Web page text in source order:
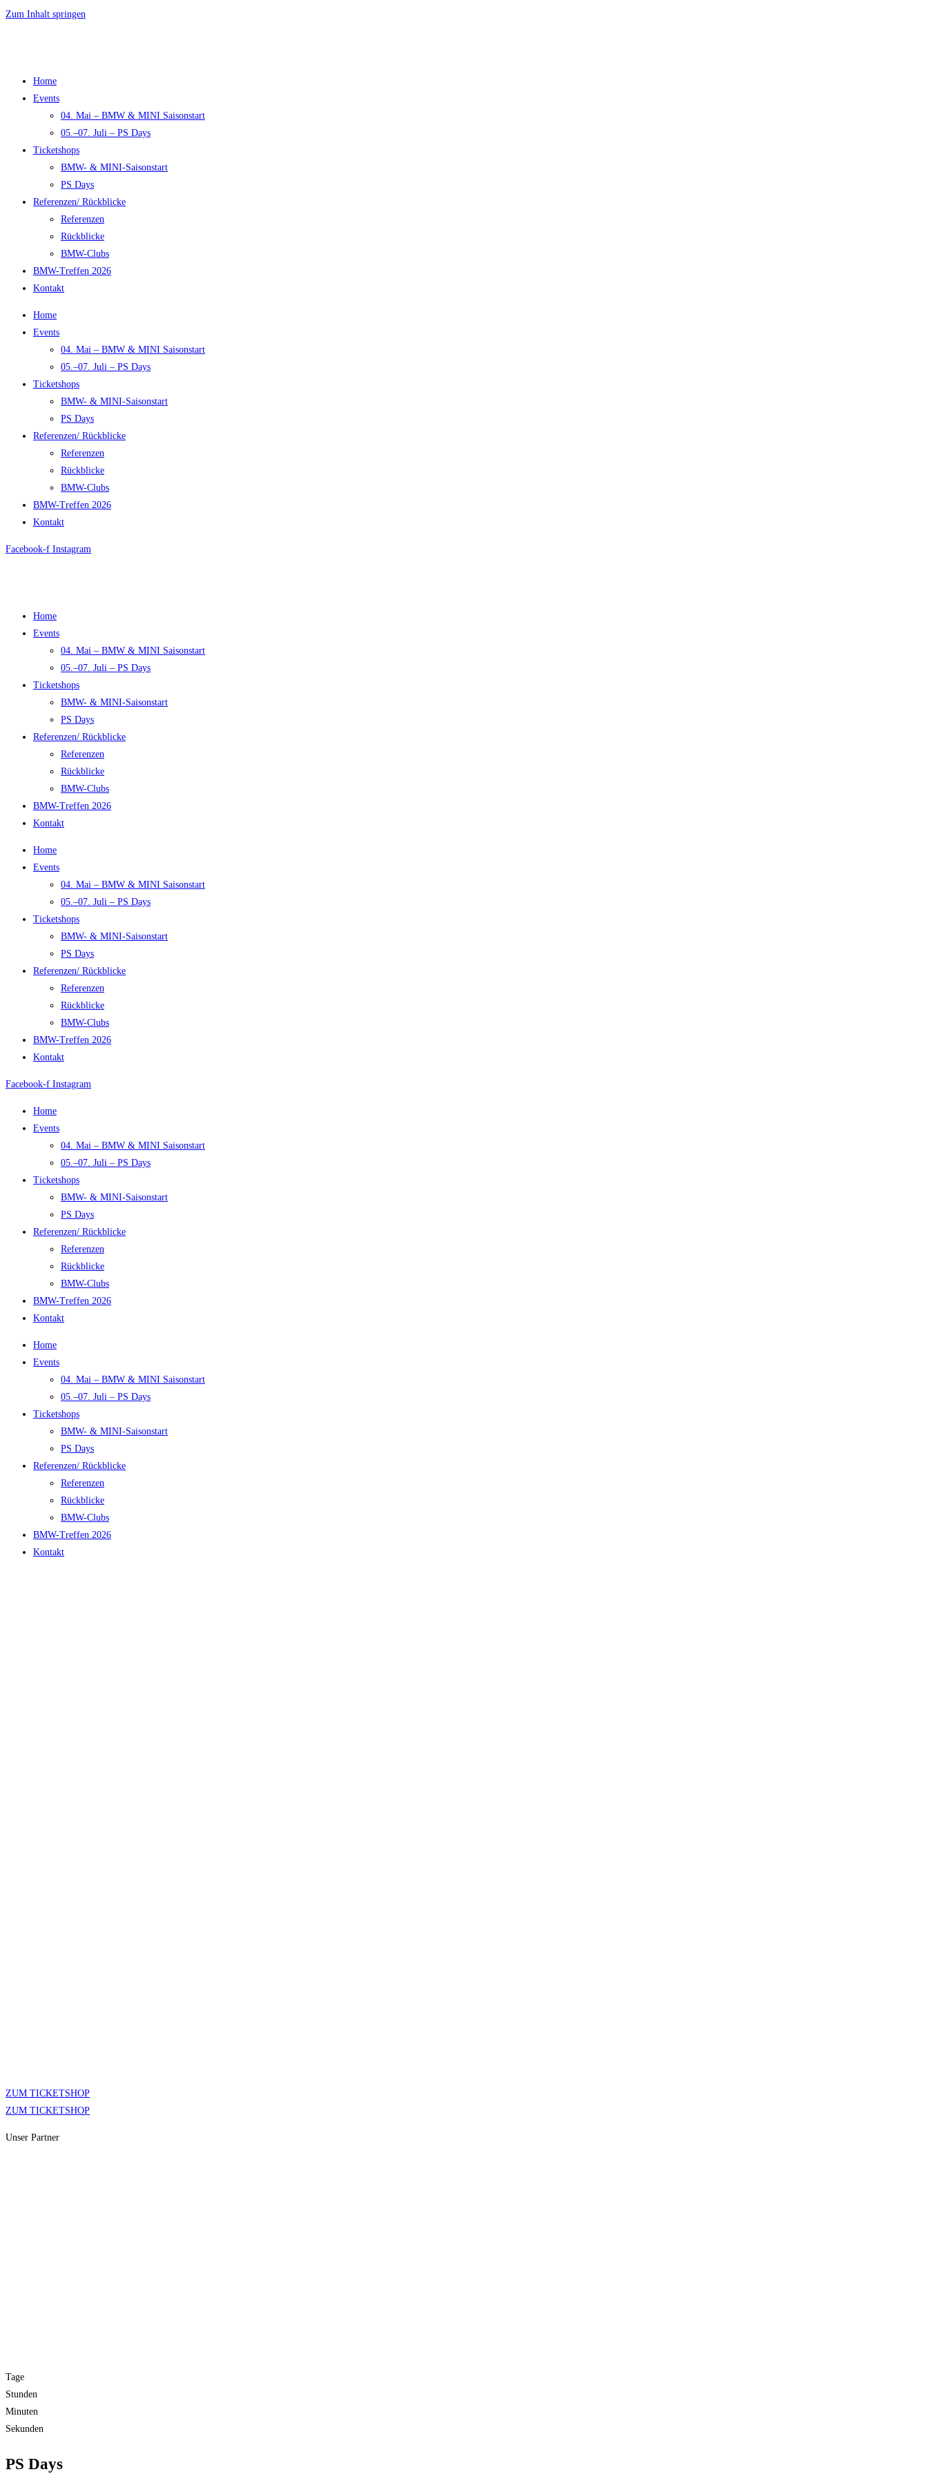
Zum Inhalt springen
Home
Events
04. Mai – BMW & MINI Saisonstart
05.–07. Juli – PS Days
Ticketshops
BMW- & MINI-Saisonstart
PS Days
Referenzen/ Rückblicke
Referenzen
Rückblicke
BMW-Clubs
BMW-Treffen 2026
Kontakt
Home
Events
04. Mai – BMW & MINI Saisonstart
05.–07. Juli – PS Days
Ticketshops
BMW- & MINI-Saisonstart
PS Days
Referenzen/ Rückblicke
Referenzen
Rückblicke
BMW-Clubs
BMW-Treffen 2026
Kontakt
Facebook-f Instagram
Home
Events
04. Mai – BMW & MINI Saisonstart
05.–07. Juli – PS Days
Ticketshops
BMW- & MINI-Saisonstart
PS Days
Referenzen/ Rückblicke
Referenzen
Rückblicke
BMW-Clubs
BMW-Treffen 2026
Kontakt
Home
Events
04. Mai – BMW & MINI Saisonstart
05.–07. Juli – PS Days
Ticketshops
BMW- & MINI-Saisonstart
PS Days
Referenzen/ Rückblicke
Referenzen
Rückblicke
BMW-Clubs
BMW-Treffen 2026
Kontakt
Facebook-f Instagram
Home
Events
04. Mai – BMW & MINI Saisonstart
05.–07. Juli – PS Days
Ticketshops
BMW- & MINI-Saisonstart
PS Days
Referenzen/ Rückblicke
Referenzen
Rückblicke
BMW-Clubs
BMW-Treffen 2026
Kontakt
Home
Events
04. Mai – BMW & MINI Saisonstart
05.–07. Juli – PS Days
Ticketshops
BMW- & MINI-Saisonstart
PS Days
Referenzen/ Rückblicke
Referenzen
Rückblicke
BMW-Clubs
BMW-Treffen 2026
Kontakt
ZUM TICKETSHOP
ZUM TICKETSHOP
Unser Partner
Tage
Stunden
Minuten
Sekunden
PS Days